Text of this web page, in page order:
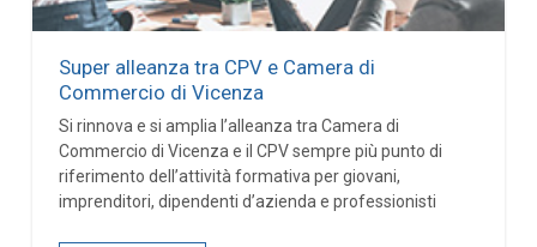
Super alleanza tra CPV e Camera di
Commercio di Vicenza
Si rinnova e si amplia l’alleanza tra Camera di
Commercio di Vicenza e il CPV sempre più punto di
riferimento dell’attività formativa per giovani,
imprenditori, dipendenti d’azienda e professionisti